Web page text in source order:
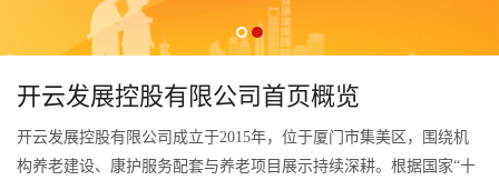
开云发展控股有限公司首页概览
开云发展控股有限公司成立于2015年，位于厦门市集美区，围绕机
构养老建设、康护服务配套与养老项目展示持续深耕。根据国家“十